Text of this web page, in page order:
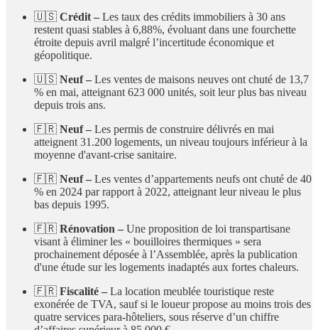
🇺🇸 Crédit – Les taux des crédits immobiliers à 30 ans
restent quasi stables à 6,88%, évoluant dans une fourchette
étroite depuis avril malgré l’incertitude économique et
géopolitique.
🇺🇸 Neuf – Les ventes de maisons neuves ont chuté de 13,7
% en mai, atteignant 623 000 unités, soit leur plus bas niveau
depuis trois ans.
🇫🇷 Neuf – Les permis de construire délivrés en mai
atteignent 31.200 logements, un niveau toujours inférieur à la
moyenne d'avant-crise sanitaire.
🇫🇷 Neuf – Les ventes d’appartements neufs ont chuté de 40
% en 2024 par rapport à 2022, atteignant leur niveau le plus
bas depuis 1995.
🇫🇷 Rénovation – Une proposition de loi transpartisane
visant à éliminer les « bouilloires thermiques » sera
prochainement déposée à l’Assemblée, après la publication
d'une étude sur les logements inadaptés aux fortes chaleurs.
🇫🇷 Fiscalité – La location meublée touristique reste
exonérée de TVA, sauf si le loueur propose au moins trois des
quatre services para-hôteliers, sous réserve d’un chiffre